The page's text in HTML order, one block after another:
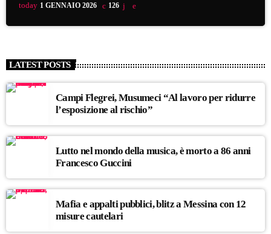
today 1 GENNAIO 2026 126
LATEST POSTS
Campi Flegrei, Musumeci “Al lavoro per ridurre
l’esposizione al rischio”
Lutto nel mondo della musica, è morto a 86 anni
Francesco Guccini
Mafia e appalti pubblici, blitz a Messina con 12
misure cautelari